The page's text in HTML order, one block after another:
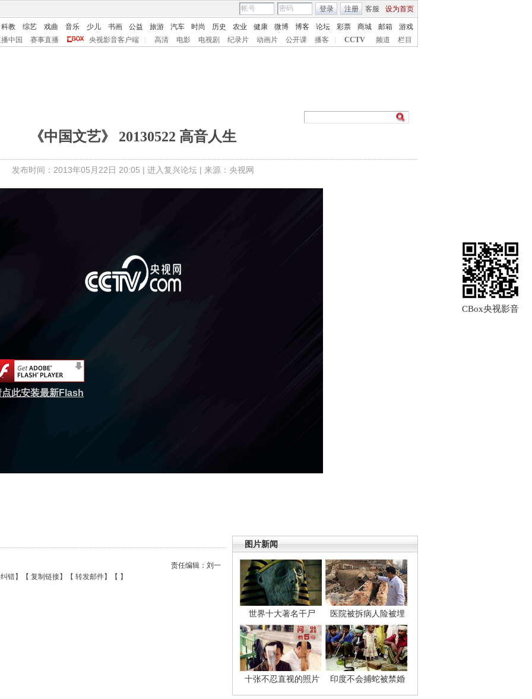
客服 设为首页
登录 注册
科教 综艺 戏曲 音乐 少儿 书画 公益 旅游 汽车 时尚 历史 农业 健康 微博 博客 论坛 彩票 商城 邮箱
游戏
中国
赛事直播 央视影音客户端 高清 电影 电视剧 纪录片 动画片 公开课 播客 CCTV 频道 栏目
《中国文艺》 20130522 高音人生
发布时间：2013年05月22日 20:05 | 进入复兴论坛 | 来源：央视网
点此安装最新Flash
图片新闻
世界十大著名干尸 医院被拆病人险被埋
十张不忍直视的照片 印度不会捕蛇被禁婚
CBox央视影音
责任编辑：刘一
错】【 复制链接】【 转发邮件】【 】